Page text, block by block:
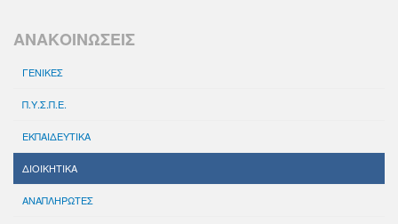
ΑΝΑΚΟΙΝΩΣΕΙΣ
ΓΕΝΙΚΕΣ
Π.Υ.Σ.Π.Ε.
ΕΚΠΑΙΔΕΥΤΙΚΑ
ΔΙΟΙΚΗΤΙΚΑ
ΑΝΑΠΛΗΡΩΤΕΣ